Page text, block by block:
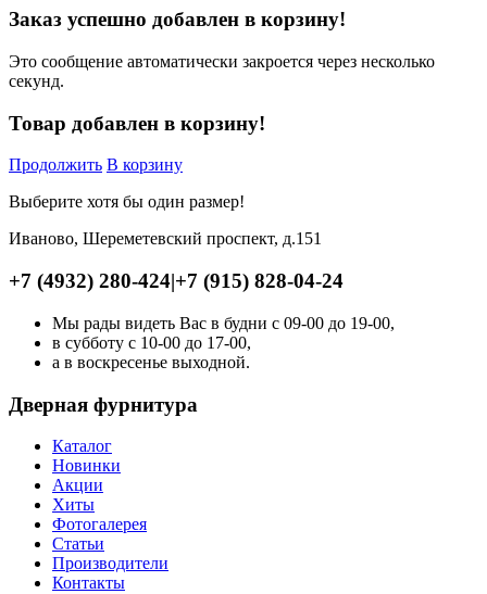
Заказ успешно добавлен в корзину!
Это сообщение автоматически закроется через несколько
секунд.
Товар добавлен в корзину!
Продолжить В корзину
Выберите хотя бы один размер!
Иваново, Шереметевский проспект, д.151
+7 (4932) 280-424|+7 (915) 828-04-24
Мы рады видеть Вас в будни с 09-00 до 19-00,
в субботу с 10-00 до 17-00,
а в воскресенье выходной.
Дверная фурнитура
Каталог
Новинки
Акции
Хиты
Фотогалерея
Статьи
Производители
Контакты